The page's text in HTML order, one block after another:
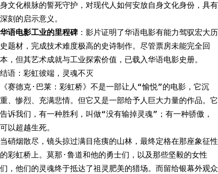
身文化根脉的誓死守护，对现代人如何安放自身文化身份，具有
深刻的启示意义。
华语电影工业的里程碑：影片证明了华语电影有能力驾驭宏大历
史题材，完成技术难度极高的史诗制作。尽管票房未能完全回
本，但其艺术成就与工业探索价值，已载入华语电影史册。
结语：彩虹彼端，灵魂不灭
《赛德克·巴莱：彩虹桥》不是一部让人“愉悦”的电影，它沉
重、惨烈、充满悲情。但它又是一部给予人巨大力量的作品。它
告诉我们，有一种胜利，叫做“没有输掉灵魂”；有一种骄傲，
可以超越生死。
当硝烟散尽，镜头掠过满目疮痍的山林，最终定格在那座象征性
的彩虹桥上。莫那·鲁道和他的勇士们，以及那些坚毅的女性
们，他们的灵魂终于抵达了祖灵肥美的猎场。而留给银幕外观众